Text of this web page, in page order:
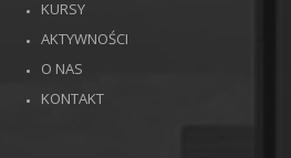
KURSY
AKTYWNOŚCI
O NAS
KONTAKT